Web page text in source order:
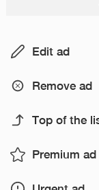
Edit ad
Remove ad
Top of the
Premium ad